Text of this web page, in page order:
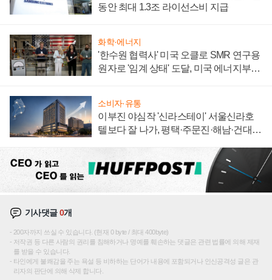
동안 최대 1.3조 라이선스비 지급
화학·에너지
'한수원 협력사' 미국 오클로 SMR 연구용
원자로 '임계 상태' 도달, 미국 에너지부
소비자·유통
이부진 야심작 '신라스테이' 서울신라호
텔보다 잘 나가, 평택·주문진·해남·건대로
기사댓글0개
200자까지 쓰실 수 있습니다. (현재 0 byte / 최대 400byte)
저작권 등 다른 사람의 권리를 침해하거나 명예를 훼손하는 댓글은 관련 법률에 의해 제재
를 받을 수 있습니다.
타인에게 불쾌감을 주는 욕설 등 비하하는 단어가 내용에 포함되거나 인신공격성 글은 관
리자의 판단에 의해 삭제 합니다.